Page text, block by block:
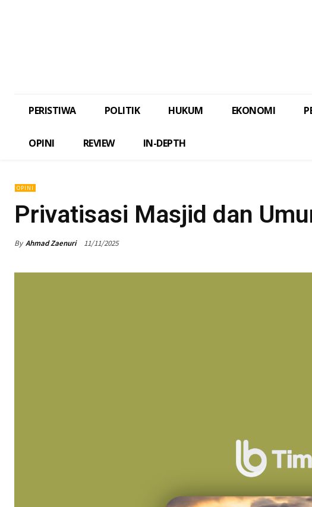
PERISTIWA POLITIK HUKUM EKONOMI
OPINI REVIEW IN-DEPTH
OPINI
Privatisasi Masjid dan
By Ahmad Zaenuri 11/11/2025